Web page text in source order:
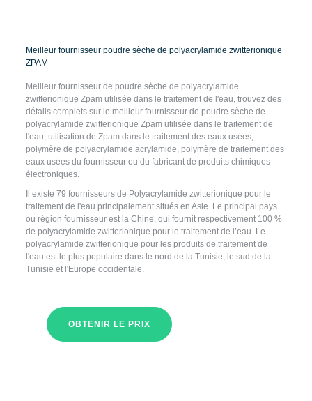
Meilleur fournisseur poudre sèche de polyacrylamide zwitterionique
ZPAM
Meilleur fournisseur de poudre sèche de polyacrylamide
zwitterionique Zpam utilisée dans le traitement de l'eau, trouvez des
détails complets sur le meilleur fournisseur de poudre sèche de
polyacrylamide zwitterionique Zpam utilisée dans le traitement de
l'eau, utilisation de Zpam dans le traitement des eaux usées,
polymère de polyacrylamide acrylamide, polymère de traitement des
eaux usées du fournisseur ou du fabricant de produits chimiques
électroniques.
Il existe 79 fournisseurs de Polyacrylamide zwitterionique pour le
traitement de l'eau principalement situés en Asie. Le principal pays
ou région fournisseur est la Chine, qui fournit respectivement 100 %
de polyacrylamide zwitterionique pour le traitement de l’eau. Le
polyacrylamide zwitterionique pour les produits de traitement de
l'eau est le plus populaire dans le nord de la Tunisie, le sud de la
Tunisie et l'Europe occidentale.
OBTENIR LE PRIX